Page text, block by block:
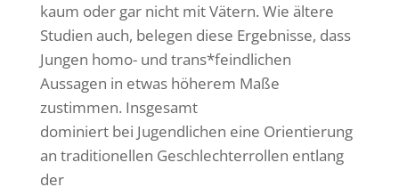
kaum oder gar nicht mit Vätern. Wie ältere
Studien auch, belegen diese Ergebnisse, dass
Jungen homo- und trans*feindlichen
Aussagen in etwas höherem Maße
zustimmen. Insgesamt
dominiert bei Jugendlichen eine Orientierung
an traditionellen Geschlechterrollen entlang
der